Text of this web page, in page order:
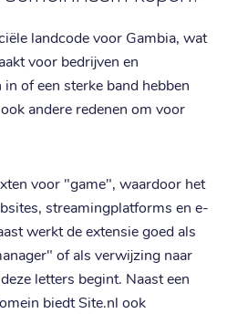
landcode voor Gambia, wat
voor bedrijven en
of een sterke band hebben
andere redenen om voor
voor "game", waardoor het
streamingplatforms en e-
werkt de extensie goed als
of als verwijzing naar
letters begint. Naast een
biedt Site.nl ook